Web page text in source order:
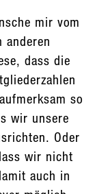
mir vom
anderen
dass die
so
wir unsere
Oder
wir nicht
auch in